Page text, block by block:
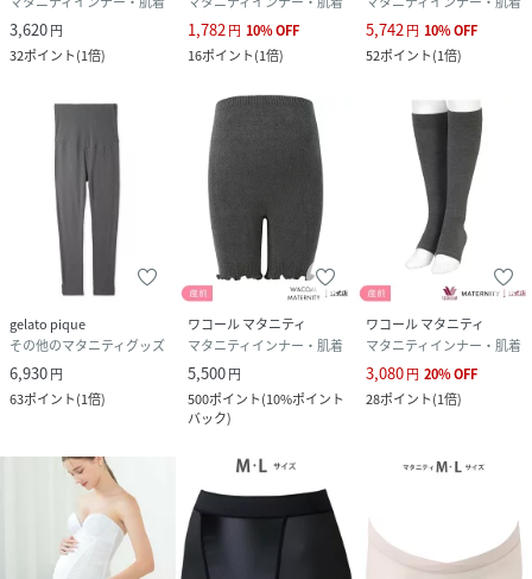
ヒップ全体を程よいパワーで包み込み、ヒップを下から持ち
上げます。
＜Point5＞レッグ部
伸縮性が良い生地で、脚にフィットし、動きやすい着用感。
＜Point6＞多段階着圧設定
おなかが大きくなっても穿きやすいように、太ももの着圧は
弱めの設定。
妊娠中のおなかを支える脚をしっかりサポートする為に、ふ
くらはぎは着圧強めの設定。
＜Point7＞ウエスト・裾口幅広ニットインでくい込みにくい
設計
ウエストと裾口は幅広ニットインで、くい込みにくい設計で
＜Point8＞アルガン加工で保湿効果
アルガンオイルを含む柔軟仕上げ。
アルガンオイルは保湿効果に優れており、角質を取り除き、
柔らかくする効果が期待できます。
3,620円
32ポイント(1倍)
1,782円 10%OFF
16ポイント(1倍)
5,742円 10%OFF
52ポイント(1倍)
gelato pique
その他のマタニティグッズ
6,930円
63ポイント(1倍)
ワコール マタニティ
マタニティインナー・肌着
5,500円
500ポイント(10%ポイント
バック)
ワコール マタニティ
マタニティインナー・肌着
3,080円 20%OFF
28ポイント(1倍)